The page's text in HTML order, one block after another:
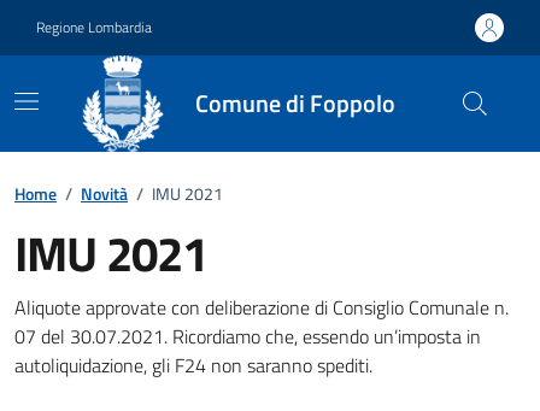
Regione Lombardia
Comune di Foppolo
Home / Novità / IMU 2021
IMU 2021
Dettagli della notizia
Aliquote approvate con deliberazione di Consiglio Comunale n.
07 del 30.07.2021. Ricordiamo che, essendo un’imposta in
autoliquidazione, gli F24 non saranno spediti.